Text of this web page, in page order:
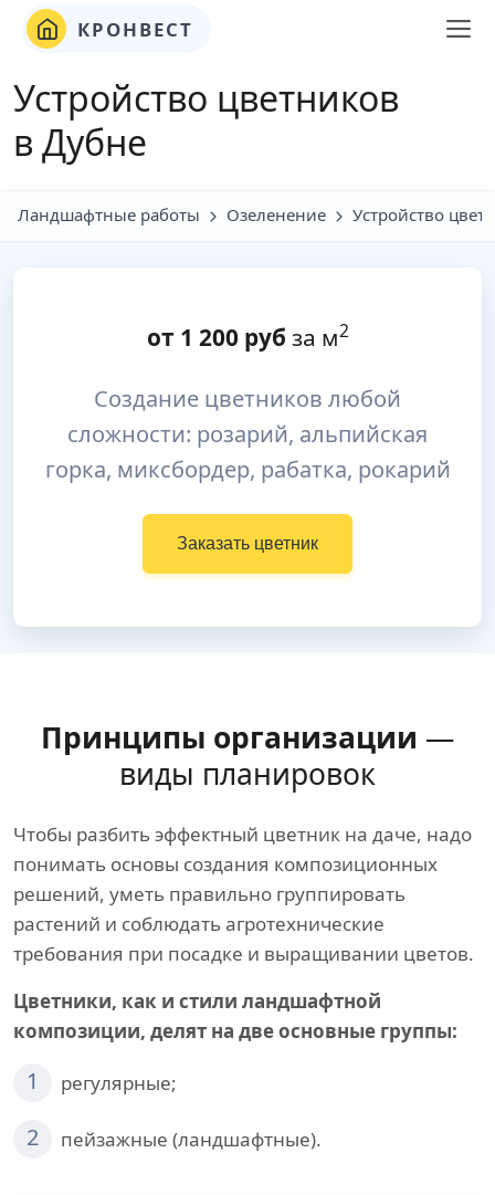
КРОНВЕСТ
Устройство цветников
в Дубне
Ландшафтные работы Озеленение Устройство
от 1 200руб за м2
Создание цветников любой
сложности: розарий, альпийская
горка, миксбордер, рабатка, рокарий
Заказать цветник
Принципы организации —
виды планировок
Чтобы разбить эффектный цветник на даче, надо
понимать основы создания композиционных
решений, уметь правильно группировать
растений и соблюдать агротехнические
требования при посадке и выращивании цветов.
Цветники, как и стили ландшафтной
композиции, делят на две основные группы:
1 регулярные;
2 пейзажные (ландшафтные).